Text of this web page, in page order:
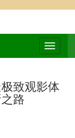
致观影体
路